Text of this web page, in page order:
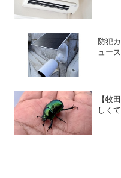
防犯
ュー
【牧
しく